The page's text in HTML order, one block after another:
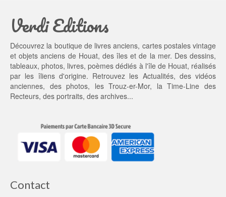
t :
0,
0
0 €.
Verdi Editions
Découvrez la boutique de livres anciens, cartes postales vintage
et objets anciens de Houat, des îles et de la mer. Des dessins,
tableaux, photos, livres, poèmes dédiés à l'île de Houat, réalisés
par les îliens d'origine. Retrouvez les Actualités, des vidéos
anciennes, desphotos, lesTrouz-er-Mor, laTime-Line des
Recteurs, des portraits, des archives...
Contact